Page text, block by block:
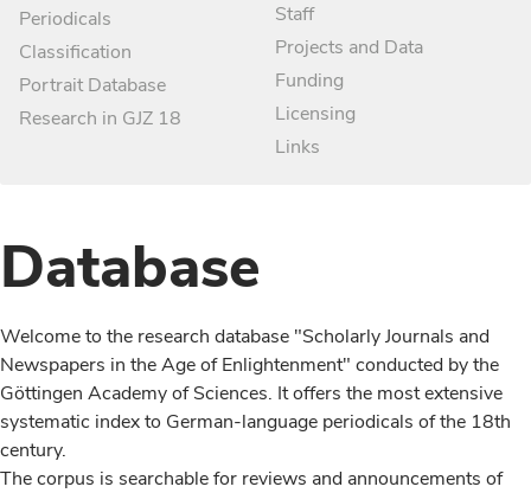
Periodicals
Classification
Portrait Database
Research in GJZ 18
Staff
Projects and Data
Funding
Licensing
Links
Database
Welcome to the research database "Scholarly Journals and
Newspapers in the Age of Enlightenment" conducted by the
Göttingen Academy of Sciences. It offers the most extensive
systematic index to German-language periodicals of the 18th
century.
The corpus is searchable for reviews and announcements of